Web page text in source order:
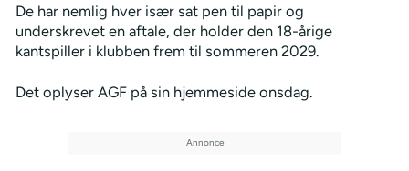
De har nemlig hver især sat pen til papir og
underskrevet en aftale, der holder den 18-årige
kantspiller i klubben frem til sommeren 2029.
Det oplyser AGF på sin hjemmeside onsdag.